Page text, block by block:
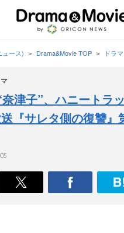
ュース) Drama&Movie TOP ドラマ
津子”、ハニートラ
『サレタ側の復讐』